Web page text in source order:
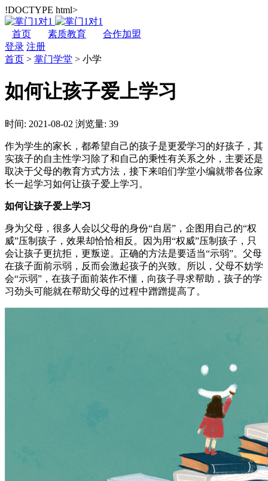
!DOCTYPE html>
首页 素质教育
合作加盟
登录 注册
首页 > 掌门学堂 > 小学
如何让孩子爱上学习
时间: 2021-08-02 浏览量: 39
作为学生的家长，都希望自己的孩子是更爱学习的好孩子，其
实孩子的自主性学习除了和自己的秉性有关系之外，主要还是
取决于父母的教育方式方法，接下来咱们学堂小编就带各位家
长一起学习如何让孩子爱上学习。
如何让孩子爱上学习
身为父母，很多人会以父母的身份“自居”，企图用自己的“权
威”压制孩子，效果却恰恰相反。因为用“权威”压制孩子，只
会让孩子更抗拒，更叛逆。正确的方法是要适当“示弱”。父母
在孩子面前示弱，反而会激起孩子的兴致。所以，父母不妨学
会“示弱”，在孩子面前装作不懂，向孩子寻求帮助，孩子的学
习劲头可能就在帮助父母的过程中蹭蹭提高了。